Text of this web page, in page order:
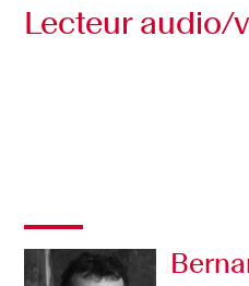
Lecteur audio/